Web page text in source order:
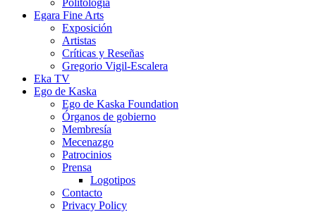
Politología
Egara Fine Arts
Exposición
Artistas
Críticas y Reseñas
Gregorio Vigil-Escalera
Eka TV
Ego de Kaska
Ego de Kaska Foundation
Órganos de gobierno
Membresía
Mecenazgo
Patrocinios
Prensa
Logotipos
Contacto
Privacy Policy